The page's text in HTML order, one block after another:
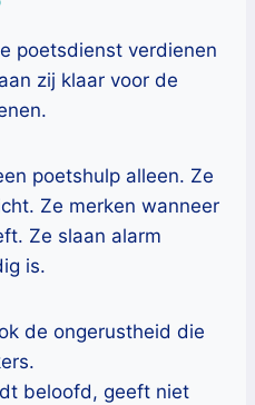
poetsdienst verdienen
zij klaar voor de
poetshulp alleen. Ze
Ze merken wanneer
Ze slaan alarm
is.
de ongerustheid die
beloofd, geeft niet